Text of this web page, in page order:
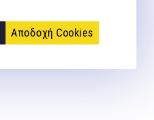
Αποδοχή Cookies